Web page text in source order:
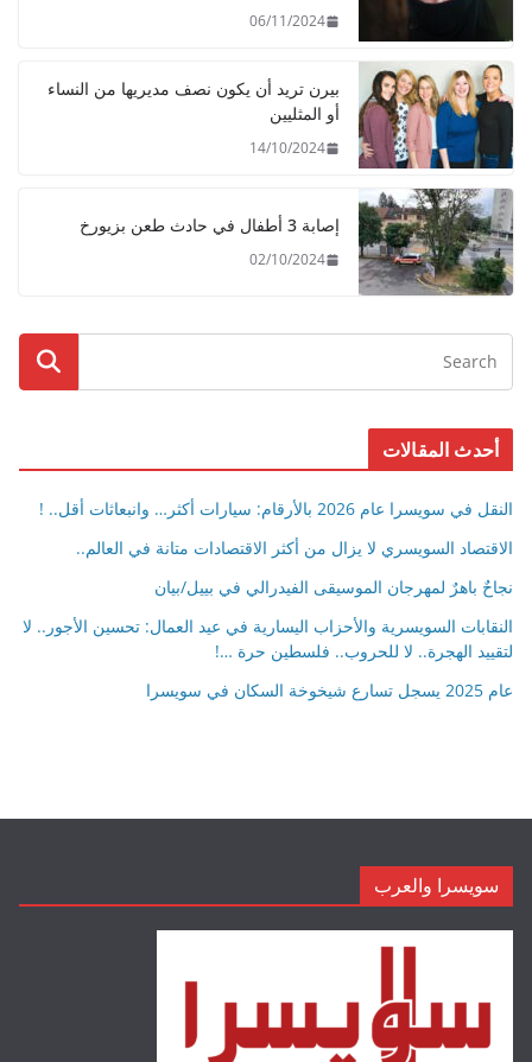
06/11/2024
بيرن تريد أن يكون نصف مديريها من النساء
أو المثليين
14/10/2024
إصابة 3 أطفال في حادث طعن بزيورخ
02/10/2024
أحدث المقالات
النقل في سويسرا عام 2026 بالأرقام: سيارات أكثر… وانبعاثات أقل.. !
الاقتصاد السويسري لا يزال من أكثر الاقتصادات متانة في العالم..
نجاحٌ باهرٌ لمهرجان الموسيقى الفيدرالي في بييل/بيان
النقابات السويسرية والأحزاب اليسارية في عيد العمال: تحسين الأجور.. لا
لتقييد الهجرة.. لا للحروب.. فلسطين حرة …!
عام 2025 يسجل تسارع شيخوخة السكان في سويسرا
سويسرا والعرب